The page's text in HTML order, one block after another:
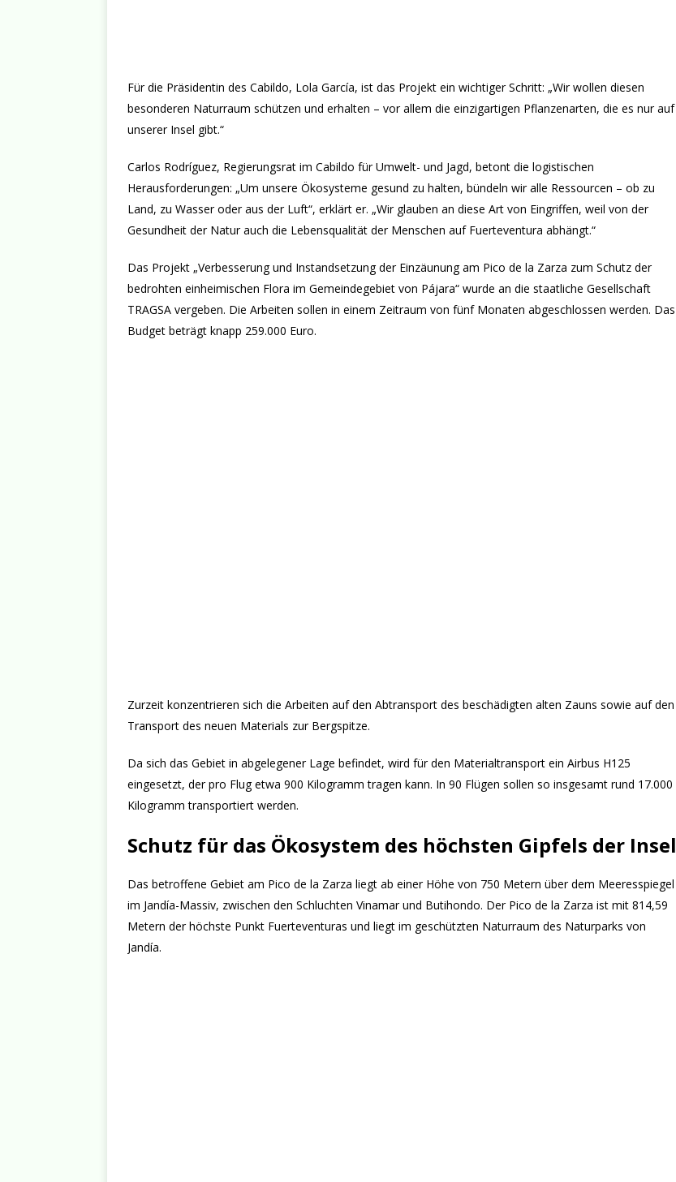
Für die Präsidentin des Cabildo, Lola García, ist das Projekt ein wichtiger Schritt: „Wir wollen diesen
besonderen Naturraum schützen und erhalten – vor allem die einzigartigen Pflanzenarten, die es nur auf
unserer Insel gibt.“
Carlos Rodríguez, Regierungsrat im Cabildo für Umwelt- und Jagd, betont die logistischen
Herausforderungen: „Um unsere Ökosysteme gesund zu halten, bündeln wir alle Ressourcen – ob zu
Land, zu Wasser oder aus der Luft“, erklärt er. „Wir glauben an diese Art von Eingriffen, weil von der
Gesundheit der Natur auch die Lebensqualität der Menschen auf Fuerteventura abhängt.“
Das Projekt „Verbesserung und Instandsetzung der Einzäunung am Pico de la Zarza zum Schutz der
bedrohten einheimischen Flora im Gemeindegebiet von Pájara“ wurde an die staatliche Gesellschaft
TRAGSA vergeben. Die Arbeiten sollen in einem Zeitraum von fünf Monaten abgeschlossen werden. Das
Budget beträgt knapp 259.000 Euro.
Zurzeit konzentrieren sich die Arbeiten auf den Abtransport des beschädigten alten Zauns sowie auf den
Transport des neuen Materials zur Bergspitze.
Da sich das Gebiet in abgelegener Lage befindet, wird für den Materialtransport ein Airbus H125
eingesetzt, der pro Flug etwa 900 Kilogramm tragen kann. In 90 Flügen sollen so insgesamt rund 17.000
Kilogramm transportiert werden.
Schutz für das Ökosystem des höchsten Gipfels der Insel
Das betroffene Gebiet am Pico de la Zarza liegt ab einer Höhe von 750 Metern über dem Meeresspiegel
im Jandía-Massiv, zwischen den Schluchten Vinamar und Butihondo. Der Pico de la Zarza ist mit 814,59
Metern der höchste Punkt Fuerteventuras und liegt im geschützten Naturraum des Naturparks von
Jandía.